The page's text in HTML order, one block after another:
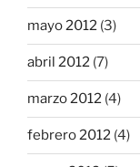
mayo 2012 (3)
abril 2012 (7)
marzo 2012 (4)
febrero 2012 (4)